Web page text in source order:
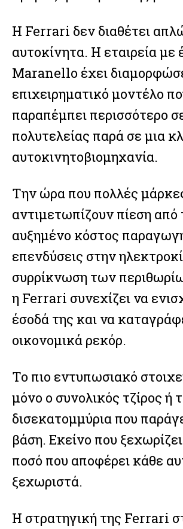
Η Ferrari δεν διαθέτει
αυτοκίνητα. Η εταιρεία με
Maranello έχει
επιχειρηματικό μοντέλο
παραπέμπει περισσότερο
πολυτελείας παρά σε μια
αυτοκινητοβιομηχανία.
Την ώρα που πολλές
αντιμετωπίζουν πίεση από
αυξημένο κόστος
επενδύσεις στην
συρρίκνωση των
η Ferrari συνεχίζει να
έσοδά της και να
οικονομικά ρεκόρ.
Το πιο εντυπωσιακό
μόνο ο συνολικός τζίρος ή
δισεκατομμύρια που
βάση. Εκείνο που ξεχωρίζει
ποσό που αποφέρει κάθε
ξεχωριστά.
Η στρατηγική της Ferrari